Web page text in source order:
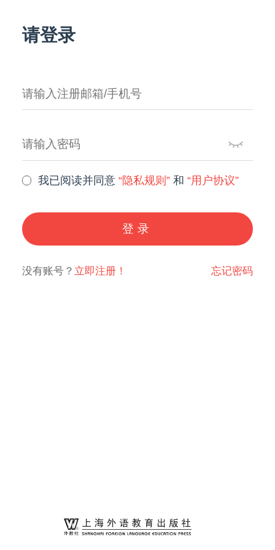
请登录
我已阅读并同意“隐私规则” 和“用户协议”
登录
没有账号？ 立即注册！ 忘记密码